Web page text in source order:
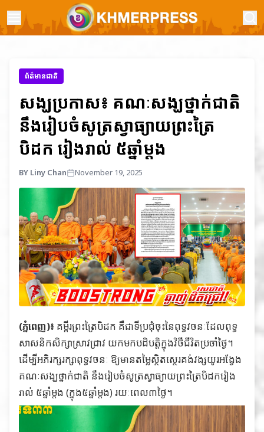
ព័ត៌មានជាតិ
សង្ឃប្រកាស៖ គណៈសង្ឃថ្នាក់ជាតិ
នឹងរៀបចំសូត្រស្វាធ្យាយព្រះត្រៃ
បិដក រៀងរាល់ ៥ឆ្នាំម្តង
BY Liny Chan November 19, 2025
(ភ្នំពេញ)៖ គម្ពីរព្រះត្រៃបិដក គឺជាទីប្រជុំចុះនៃពុទ្ធវចនៈដែលពុទ្ធ
សាសនិកសិក្សាស្រាវជ្រាវ យកមកបដិបត្តិក្នុងវិថីជីវិតប្រចាំថ្ងៃ។
ដើម្បីអភិរក្សរក្សាពុទ្ធវចនៈ ឱ្យមានតម្លៃស្ថិតស្ថេរគង់វង្សយូរអង្វែង
គណៈសង្ឃថ្នាក់ជាតិ នឹងរៀបចំសូត្រស្វាធ្យាយព្រះត្រៃបិដករៀង
រាល់ ៥ឆ្នាំម្តង (ក្នុង៥ឆ្នាំម្តង) រយៈពេល៣ថ្ងៃ។